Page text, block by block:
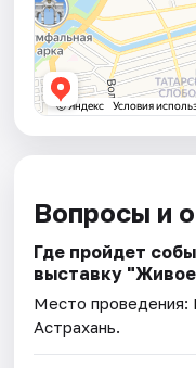
Вопросы и
Где пройдет
выставку
Место проведения:
Астрахань.